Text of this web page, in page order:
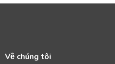
Về chúng tôi